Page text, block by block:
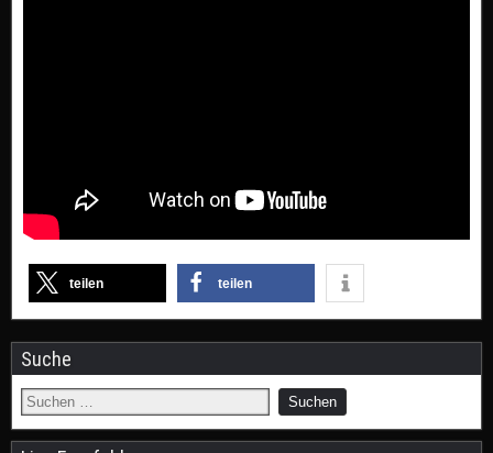
teilen teilen
Suche